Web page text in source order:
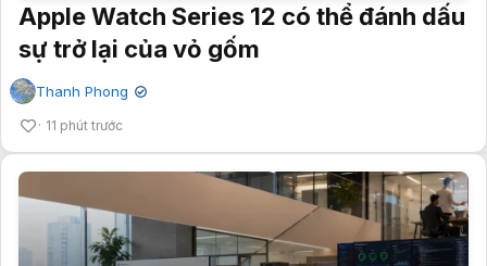
Apple Watch Series 12 có thể đánh dấu
sự trở lại của vỏ gốm
Thanh Phong ✔
11 phút trước